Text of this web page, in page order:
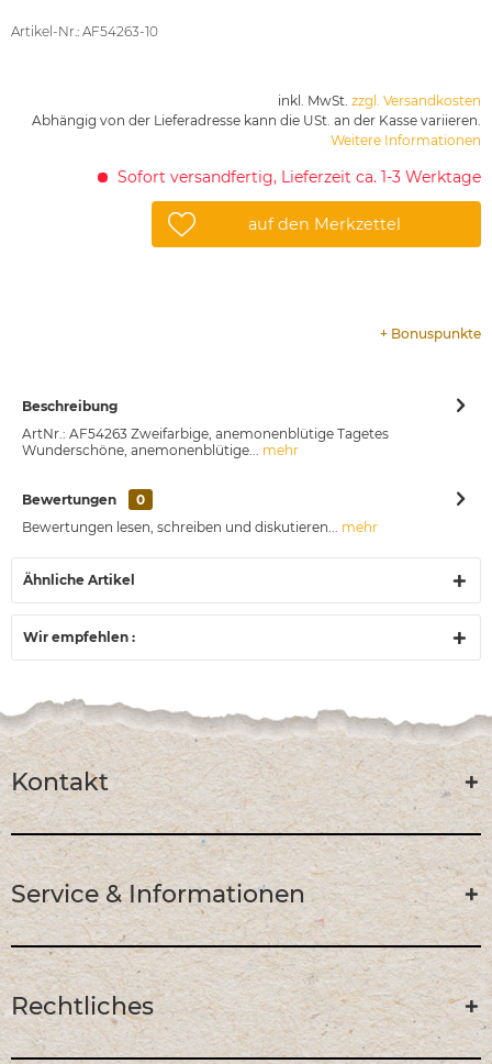
Artikel-Nr.: AF54263-10
inkl. MwSt. zzgl. Versandkosten
Abhängig von der Lieferadresse kann die USt. an der Kasse variieren.
Weitere Informationen
Sofort versandfertig, Lieferzeit ca. 1-3 Werktage
auf den Merkzettel
+ Bonuspunkte
Beschreibung
ArtNr.: AF54263 Zweifarbige, anemonenblütige Tagetes
Wunderschöne, anemonenblütige...
mehr
Bewertungen
0
Bewertungen lesen, schreiben und diskutieren...
mehr
Ähnliche Artikel
Wir empfehlen :
Kontakt
Service & Informationen
Rechtliches